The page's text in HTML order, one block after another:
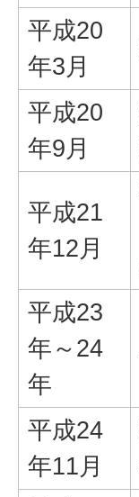
平成20
年3月
平成20
年9月
平成21
年12月
平成23
年～24
年
平成24
年11月